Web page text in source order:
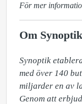
För mer
Om
Synoptik
med över 140
miljarder en av
Genom att